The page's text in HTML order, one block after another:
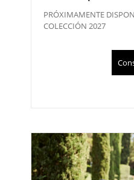
PRÓXIMAMENTE
COLECCIÓN 2027